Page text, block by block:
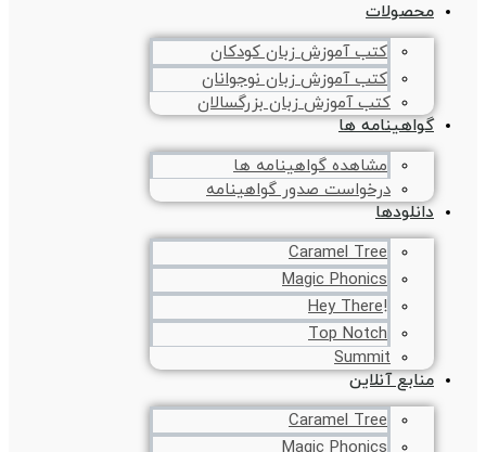
محصولات
کتب آموزش زبان کودکان
کتب آموزش زبان نوجوانان
کتب آموزش زبان بزرگسالان
گواهینامه ها
مشاهده گواهینامه ها
درخواست صدور گواهینامه
دانلودها
Caramel Tree
Magic Phonics
!Hey There
Top Notch
Summit
منابع آنلاین
Caramel Tree